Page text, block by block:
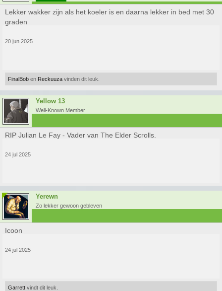
Lekker wakker zijn als het koeler is en daarna lekker in bed met 30
graden
20 jun 2025
FinalBob en Reckuuza vinden dit leuk.
Yellow 13
Well-Known Member
RIP Julian Le Fay - Vader van The Elder Scrolls.
24 jul 2025
Yerewn
Zo lekker gewoon gebleven
Icoon
24 jul 2025
Garrett vindt dit leuk.